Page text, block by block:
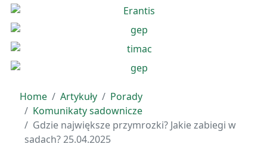
Home Artykuły
Porady
Komunikaty sadownicze
Gdzie największe przymrozki? Jakie zabiegi w
sadach? 25.04.2025